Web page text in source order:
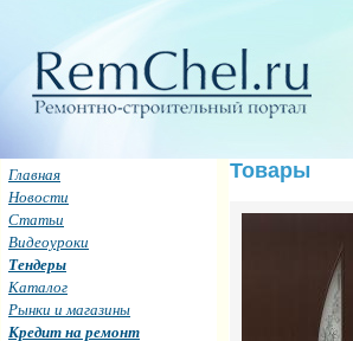
Товары
Главная
Новости
Статьи
Видеоуроки
Тендеры
Каталог
Рынки и магазины
Кредит на ремонт